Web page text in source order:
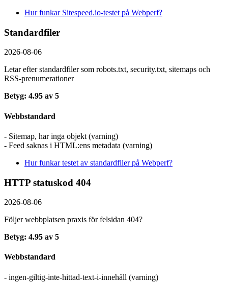
Hur funkar Sitespeed.io-testet på Webperf?
Standardfiler
2026-08-06
Letar efter standardfiler som robots.txt, security.txt, sitemaps och
RSS-prenumerationer
Betyg: 4.95 av 5
Webbstandard
- Sitemap, har inga objekt (varning)
- Feed saknas i HTML:ens metadata (varning)
Hur funkar testet av standardfiler på Webperf?
HTTP statuskod 404
2026-08-06
Följer webbplatsen praxis för felsidan 404?
Betyg: 4.95 av 5
Webbstandard
- ingen-giltig-inte-hittad-text-i-innehåll (varning)